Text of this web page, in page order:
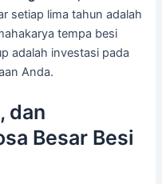
setiap lima tahun adalah
tempa besi
adalah investasi pada
Anda.
dan
Besar Besi